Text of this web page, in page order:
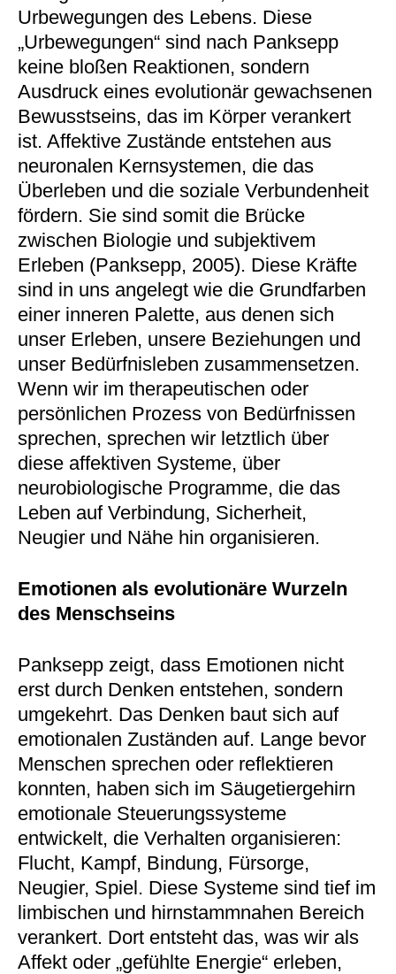
Urbewegungen des Lebens. Diese
„Urbewegungen“ sind nach Panksepp
keine bloßen Reaktionen, sondern
Ausdruck eines evolutionär gewachsenen
Bewusstseins, das im Körper verankert
ist. Affektive Zustände entstehen aus
neuronalen Kernsystemen, die das
Überleben und die soziale Verbundenheit
fördern. Sie sind somit die Brücke
zwischen Biologie und subjektivem
Erleben (Panksepp, 2005). Diese Kräfte
sind in uns angelegt wie die Grundfarben
einer inneren Palette, aus denen sich
unser Erleben, unsere Beziehungen und
unser Bedürfnisleben zusammensetzen.
Wenn wir im therapeutischen oder
persönlichen Prozess von Bedürfnissen
sprechen, sprechen wir letztlich über
diese affektiven Systeme, über
neurobiologische Programme, die das
Leben auf Verbindung, Sicherheit,
Neugier und Nähe hin organisieren.
Emotionen als evolutionäre Wurzeln
des Menschseins
Panksepp zeigt, dass Emotionen nicht
erst durch Denken entstehen, sondern
umgekehrt. Das Denken baut sich auf
emotionalen Zuständen auf. Lange bevor
Menschen sprechen oder reflektieren
konnten, haben sich im Säugetiergehirn
emotionale Steuerungssysteme
entwickelt, die Verhalten organisieren:
Flucht, Kampf, Bindung, Fürsorge,
Neugier, Spiel. Diese Systeme sind tief im
limbischen und hirnstammnahen Bereich
verankert. Dort entsteht das, was wir als
Affekt oder „gefühlte Energie“ erleben,